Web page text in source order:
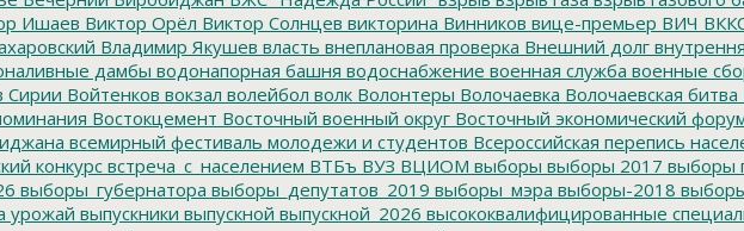
Ишаев Виктор Орёл Виктор Солнцев викторина Винников вице-премьер ВИЧ
Владимир Якушев власть внеплановая проверка Внешний долг
дамбы водонапорная башня водоснабжение военная служба военные
Сирии Войтенков вокзал волейбол волк Волонтеры Волочаевка Волочаевская битва
Востокцемент Восточный военный округ Восточный экономический
всемирный фестиваль молодежи и студентов Всероссийская перепись
конкурсвстреча_с_населением ВТБъ ВУЗ ВЦИОМ выборы выборы 2017 выборы
выборы_губернатора выборы_депутатов_2019 выборы_мэра выборы-2018
урожай выпускники выпускной выпускной_2026 высококвалифицированные